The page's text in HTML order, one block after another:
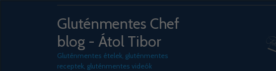
Gluténmentes Chef
blog - Átol Tibor
Gluténmentes ételek, gluténmentes
receptek, gluténmentes videók